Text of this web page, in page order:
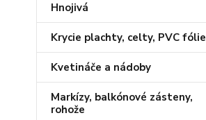
Hnojivá
Krycie plachty, celty, PVC fólie
Kvetináče a nádoby
Markízy, balkónové zásteny,
rohože